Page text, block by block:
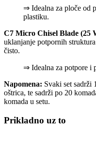
⇒ Idealna za ploče od
plastiku.
C7 Micro Chisel Blade (25
uklanjanje potpornih
čisto.
⇒ Idealna za potpore i
Napomena: Svaki set sadrži
oštrica, te sadrži po 20
komada u setu.
Prikladno uz to